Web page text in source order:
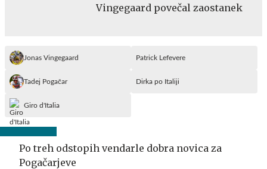
Vingegaard povečal zaostanek
Jonas Vingegaard Patrick Lefevere
Tadej Pogačar Dirka po Italiji
Giro d'Italia
Po treh odstopih vendarle dobra novica za
Pogačarjeve